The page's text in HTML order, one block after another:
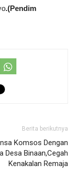
.(Pendim
Berita berikutnya
Komsos Dengan
Desa Binaan,Cegah
Kenakalan Remaja